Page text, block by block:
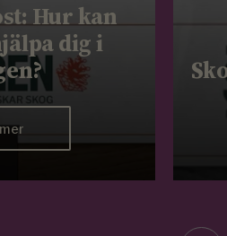
Hur kan
dig i